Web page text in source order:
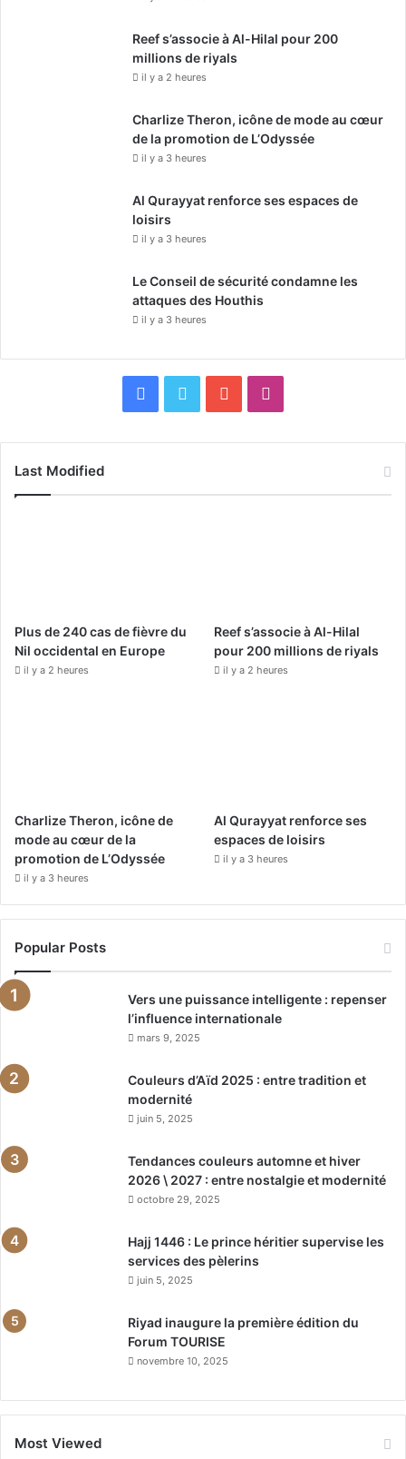
Reef s’associe à Al-Hilal pour 200
millions de riyals
il y a 2 heures
Charlize Theron, icône de mode au cœur
de la promotion de L’Odyssée
il y a 3 heures
Al Qurayyat renforce ses espaces de
loisirs
il y a 3 heures
Le Conseil de sécurité condamne les
attaques des Houthis
il y a 3 heures
k
a
Last Modified
Plus de 240 cas de fièvre du
Nil occidental en Europe
il y a 2 heures
Reef s’associe à Al-Hilal
pour 200 millions de riyals
il y a 2 heures
Charlize Theron, icône de
mode au cœur de la
promotion de L’Odyssée
il y a 3 heures
Al Qurayyat renforce ses
espaces de loisirs
il y a 3 heures
Popular Posts
Vers une puissance intelligente : repenser
l’influence internationale
mars 9, 2025
Couleurs d’Aïd 2025 : entre tradition et
modernité
juin 5, 2025
Tendances couleurs automne et hiver
2026 \ 2027 : entre nostalgie et modernité
octobre 29, 2025
Hajj 1446 : Le prince héritier supervise les
services des pèlerins
juin 5, 2025
Riyad inaugure la première édition du
Forum TOURISE
novembre 10, 2025
Most Viewed